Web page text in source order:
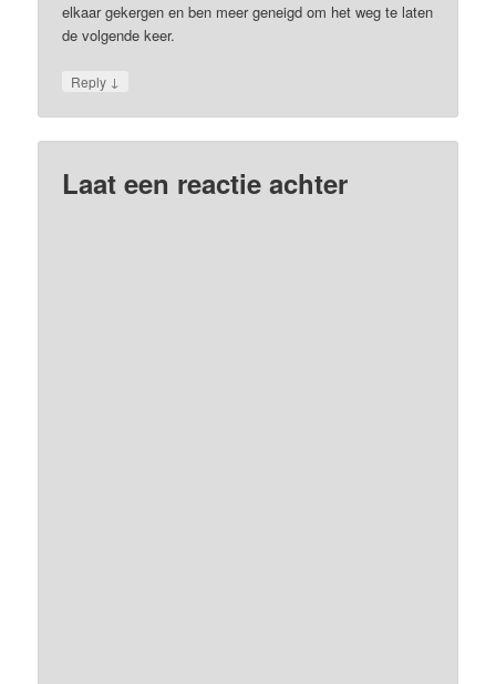
elkaar gekergen en ben meer geneigd om het weg te laten
de volgende keer.
Reply ↓
Laat een reactie achter